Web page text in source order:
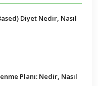
Diyet Nedir, Nasıl
Planı: Nedir, Nasıl